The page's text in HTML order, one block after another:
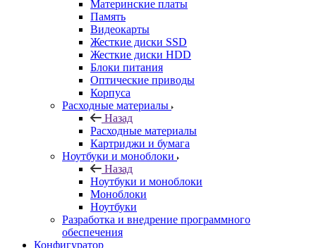
Материнские платы
Память
Видеокарты
Жесткие диски SSD
Жесткие диски HDD
Блоки питания
Оптические приводы
Корпуса
Расходные материалы
Назад
Расходные материалы
Картриджи и бумага
Ноутбуки и моноблоки
Назад
Ноутбуки и моноблоки
Моноблоки
Ноутбуки
Разработка и внедрение программного
обеспечения
Конфигуратор